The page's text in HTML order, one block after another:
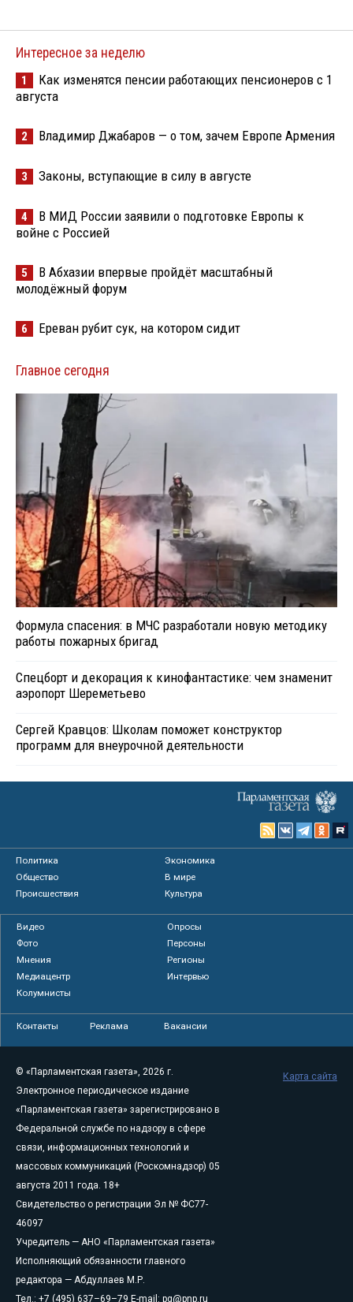
Интересное за неделю
1
Как изменятся пенсии работающих пенсионеров с 1
августа
2 Владимир Джабаров — о том, зачем Европе Армения
3 Законы, вступающие в силу в августе
4
В МИД России заявили о подготовке Европы к
войне с Россией
5
В Абхазии впервые пройдёт масштабный
молодёжный форум
6 Ереван рубит сук, на котором сидит
Главное сегодня
Формула спасения: в МЧС разработали новую методику
работы пожарных бригад
Спецборт и декорация к кинофантастике: чем знаменит
аэропорт Шереметьево
Сергей Кравцов: Школам поможет конструктор
программ для внеурочной деятельности
Политика
Экономика
Общество
В мире
Происшествия
Культура
Видео
Опросы
Фото
Персоны
Мнения
Регионы
Медиацентр
Интервью
Колумнисты
Контакты Реклама Вакансии
© «Парламентская газета», 2026 г.
Электронное периодическое издание
«Парламентская газета» зарегистрировано в
Федеральной службе по надзору в сфере
связи, информационных технологий и
массовых коммуникаций (Роскомнадзор) 05
августа 2011 года. 18+
Свидетельство о регистрации Эл № ФС77-
46097
Учредитель — АНО «Парламентская газета»
Исполняющий обязанности главного
редактора — Абдуллаев М.Р.
Тел.: +7 (495) 637–69–79 E-mail: pg@pnp.ru
Карта сайта